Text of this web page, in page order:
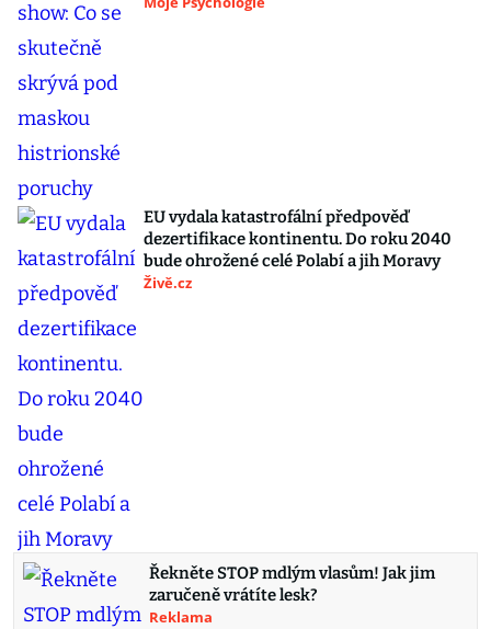
EU vydala katastrofální předpověď
dezertifikace kontinentu. Do roku 2040
bude ohrožené celé Polabí a jih Moravy
Živě.cz
Řekněte STOP mdlým vlasům! Jak jim
zaručeně vrátíte lesk?
Reklama